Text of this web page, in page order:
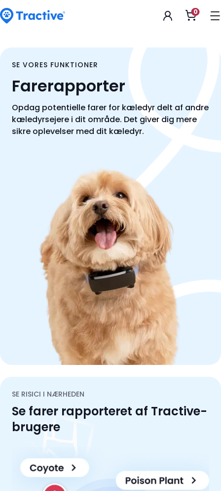
Accessibility
Statement
Åbn
kurv
0
SE VORES FUNKTIONER
Farerapporter
Opdag potentielle farer for kæledyr delt af andre
kæledyrsejere i dit område. Det giver dig mere
sikre oplevelser med dit kæledyr.
SE RISICI I NÆRHEDEN
Se farer rapporteret af Tractive-
brugere